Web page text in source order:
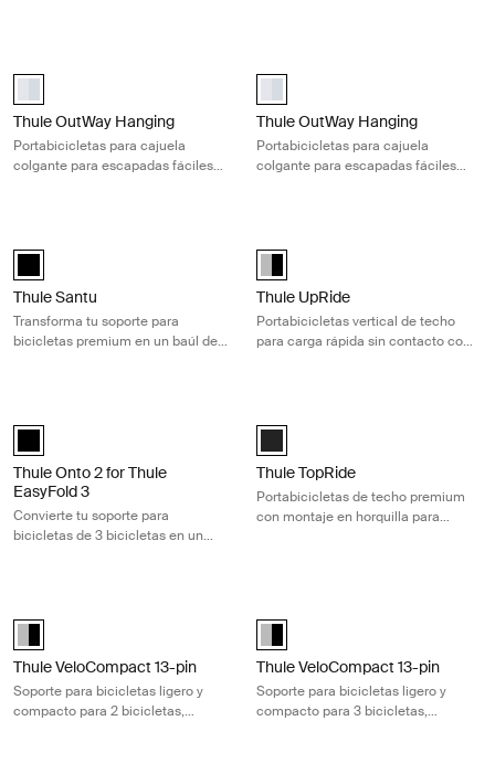
aluminium (selected)
Thule OutWay Hanging
Portabicicletas para cajuela
colgante para escapadas fáciles
aluminium (selected)
Thule OutWay Hanging
Portabicicletas para cajuela
colgante para escapadas fáciles
Thule Santu Negro (selected)
Thule Santu
Transforma tu soporte para
bicicletas premium en un baúl de
Thule UpRide Aluminum/Black
Thule UpRide
Portabicicletas vertical de techo
para carga rápida sin contacto con
Thule Onto 2 for Thule EasyFold 3 Negro (selected)
Thule Onto 2 for Thule
EasyFold 3
Convierte tu soporte para
bicicletas de 3 bicicletas en un
Thule TopRide Negro (selected)
Thule TopRide
Portabicicletas de techo premium
con montaje en horquilla para
Alu-Black (selected)
Thule VeloCompact 13-pin
Soporte para bicicletas ligero y
compacto para 2 bicicletas,
Alu-Black (selected)
Thule VeloCompact 13-pin
Soporte para bicicletas ligero y
compacto para 3 bicicletas,